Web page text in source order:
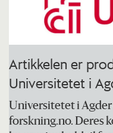
Artikkelen er
Universitetet i
Universitetet i Agder
forskning.no. Deres